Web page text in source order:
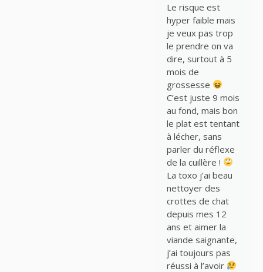
Le risque est
hyper faible mais
je veux pas trop
le prendre on va
dire, surtout à 5
mois de
grossesse
C’est juste 9 mois
au fond, mais bon
le plat est tentant
à lécher, sans
parler du réflexe
de la cuillère !
La toxo j’ai beau
nettoyer des
crottes de chat
depuis mes 12
ans et aimer la
viande saignante,
j’ai toujours pas
réussi à l’avoir